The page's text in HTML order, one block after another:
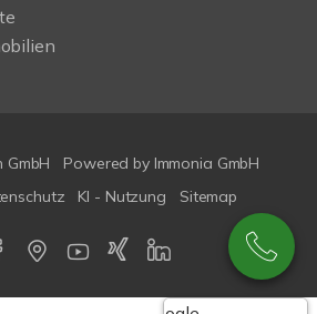
GmbH Powered by Immonia GmbH
KI - Nutzung Sitemap